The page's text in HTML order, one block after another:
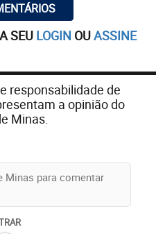
SEU LOGIN OUASSINE
responsabilidade de
a opinião do
Minas.